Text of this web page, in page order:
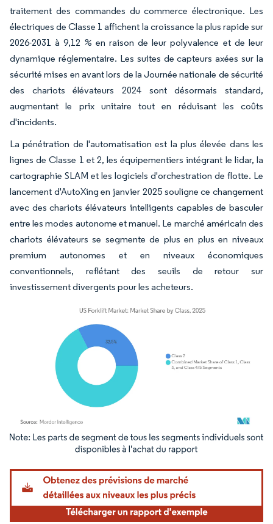
traitement des commandes du commerce électronique. Les
électriques de Classe 1 affichent la croissance la plus rapide sur
2026-2031 à 9,12 % en raison de leur polyvalence et de leur
dynamique réglementaire. Les suites de capteurs axées sur la
sécurité mises en avant lors de la Journée nationale de sécurité
des chariots élévateurs 2024 sont désormais standard,
augmentant le prix unitaire tout en réduisant les coûts
d'incidents.
La pénétration de l'automatisation est la plus élevée dans les
lignes de Classe 1 et 2, les équipementiers intégrant le lidar, la
cartographie SLAM et les logiciels d'orchestration de flotte. Le
lancement d'AutoXing en janvier 2025 souligne ce changement
avec des chariots élévateurs intelligents capables de basculer
entre les modes autonome et manuel. Le marché américain des
chariots élévateurs se segmente de plus en plus en niveaux
premium autonomes et en niveaux économiques
conventionnels, reflétant des seuils de retour sur
investissement divergents pour les acheteurs.
Image © Mordor Intelligence. La réutilisation nécessite une attribution sous CC BY